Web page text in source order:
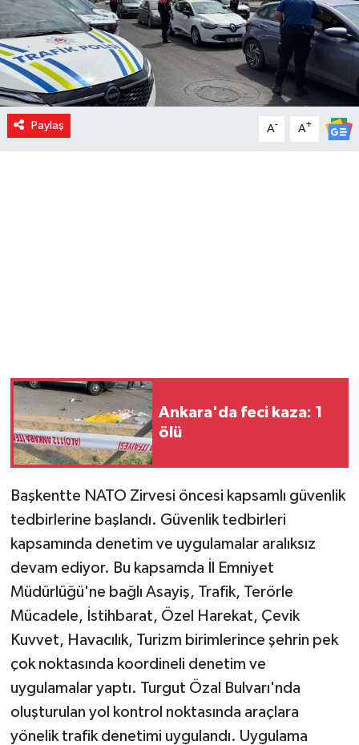
Paylaş A- A+
Ankara'da feci kaza: 1
ölü
Başkentte NATO Zirvesi öncesi kapsamlı güvenlik
tedbirlerine başlandı. Güvenlik tedbirleri
kapsamında denetim ve uygulamalar aralıksız
devam ediyor. Bu kapsamda İl Emniyet
Müdürlüğü'ne bağlı Asayiş, Trafik, Terörle
Mücadele, İstihbarat, Özel Harekat, Çevik
Kuvvet, Havacılık, Turizm birimlerince şehrin pek
çok noktasında koordineli denetim ve
uygulamalar yaptı. Turgut Özal Bulvarı'nda
oluşturulan yol kontrol noktasında araçlara
yönelik trafik denetimi uygulandı. Uygulama